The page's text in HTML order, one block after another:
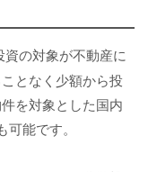
資の対象が不動産に
となく少額から投
を対象とした国内
能です。